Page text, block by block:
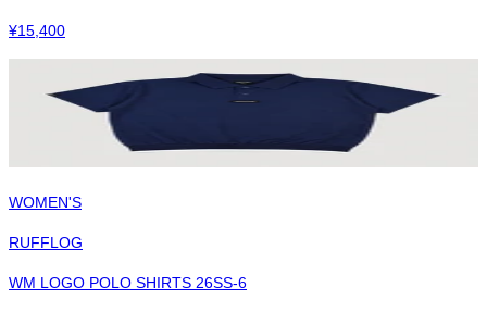
¥15,400
WOMEN'S
RUFFLOG
WM LOGO POLO SHIRTS 26SS-6